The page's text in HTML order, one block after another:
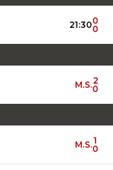
21:300
0
M.S.2
0
M.S.1
0